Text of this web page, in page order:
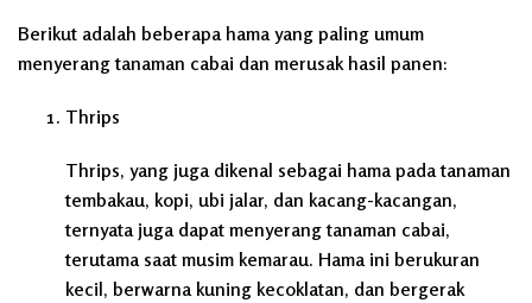
Berikut adalah beberapa hama yang paling umum
menyerang tanaman cabai dan merusak hasil panen:
Thrips
Thrips, yang juga dikenal sebagai hama pada tanaman
tembakau, kopi, ubi jalar, dan kacang-kacangan,
ternyata juga dapat menyerang tanaman cabai,
terutama saat musim kemarau. Hama ini berukuran
kecil, berwarna kuning kecoklatan, dan bergerak